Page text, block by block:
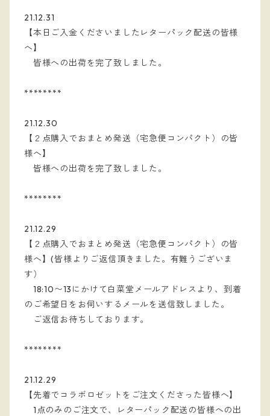
21.12.31
【本日ご入金くださいましたレターパック配送の皆様
へ】
皆様への出荷を完了致しました。
********
21.12.30
【２点購入でおまとめ発送（宅急便コンパクト）
の皆
様へ】
皆様への出荷を完了致しました。
********
21.12.29
【２点購入でおまとめ発送（宅急便コンパクト）
の皆
様へ】(皆様よりご返信頂きました。有難うございま
す）
18:10〜13にかけて白菜堂メールアドレスより、到着
のご希望日をお伺いするメールを送信致しました。
ご返信お待ちしております。
********
21.12.29
【先着でコラボロゼットをご注文くださった皆様へ】
1点のみのご注文で、レターパック配送の皆様への出